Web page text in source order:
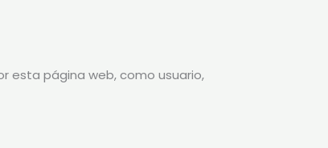
esta página web, como usuario,